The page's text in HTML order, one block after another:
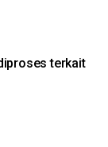
terkait